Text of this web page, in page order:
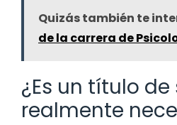
Quizás también te
de la carrera de
¿Es un título
realmente